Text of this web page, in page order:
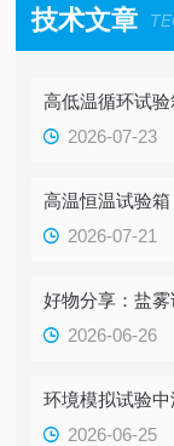
技术文章
高低温循环试
2026-07-23
高温恒温试验
2026-07-21
好物分享：盐
2026-06-26
环境模拟试验
2026-06-25